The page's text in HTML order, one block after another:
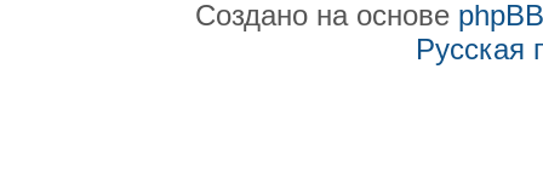
Создано на основе phpBB
Русская